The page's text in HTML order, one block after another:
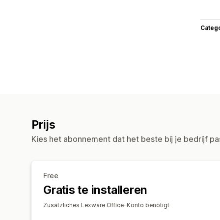
Prijs
Kies het abonnement dat het beste bij je bedrijf
Free
Gratis te installeren
Zusätzliches Lexware Office-Konto benötigt